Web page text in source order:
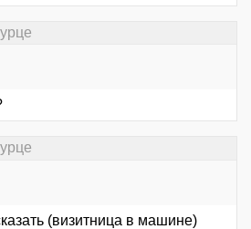
(визитница в машине)